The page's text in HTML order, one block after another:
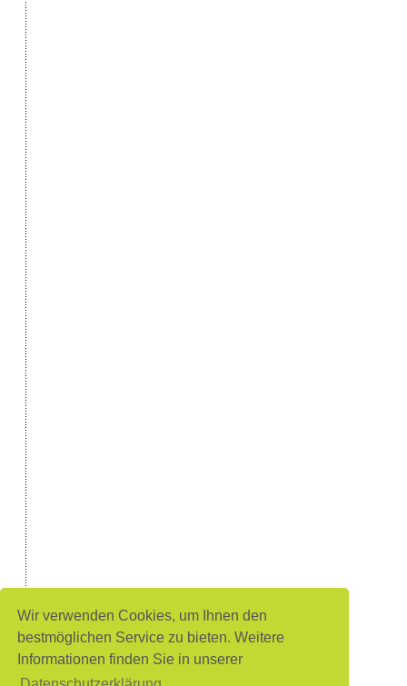
Wir verwenden Cookies, um Ihnen den
bestmöglichen Service zu bieten. Weitere
Informationen finden Sie in unserer